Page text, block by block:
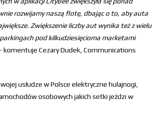
rozwijamy naszą flotę, dbając o to, aby auta
Zwiększenie liczby aut wynika też z wielu
pod kilkudziesięcioma marketami
komentuje Cezary Dudek, Communications
usłudze w Polsce elektryczne hulajnogi,
osobowych jakich setki jeździ w